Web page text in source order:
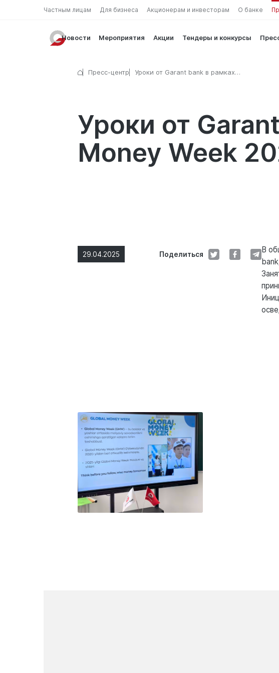
Частным лицам Для бизнеса Акционерам и инвесторам О банке
Новости Мероприятия Акции Тендеры и конкурсы
Пресс-центр
Уроки от Garant bank в рамках
Уроки от
Money Week
29.04.2025 Поделиться
В